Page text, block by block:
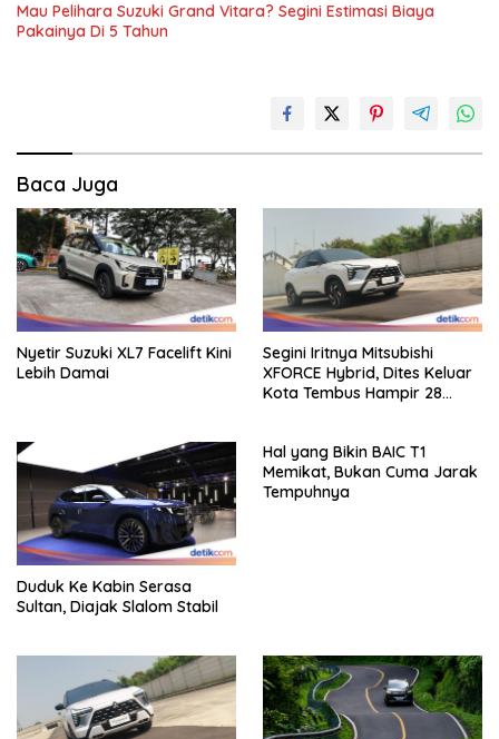
Mau Pelihara Suzuki Grand Vitara? Segini Estimasi Biaya
Pakainya Di 5 Tahun
Baca Juga
Nyetir Suzuki XL7 Facelift Kini
Lebih Damai
Segini Iritnya Mitsubishi
XFORCE Hybrid, Dites Keluar
Kota Tembus Hampir 28
Duduk Ke Kabin Serasa
Sultan, Diajak Slalom Stabil
Hal yang Bikin BAIC T1
Memikat, Bukan Cuma Jarak
Tempuhnya